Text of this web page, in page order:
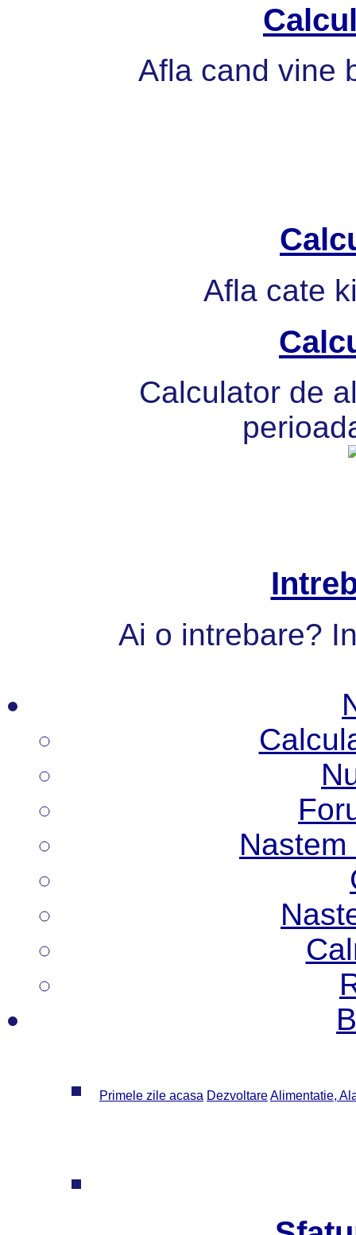
Afla cand vine
Afla cate
Calculator de
Ai o intrebare?
Primele zile acasa DezvoltareAlimentatie,